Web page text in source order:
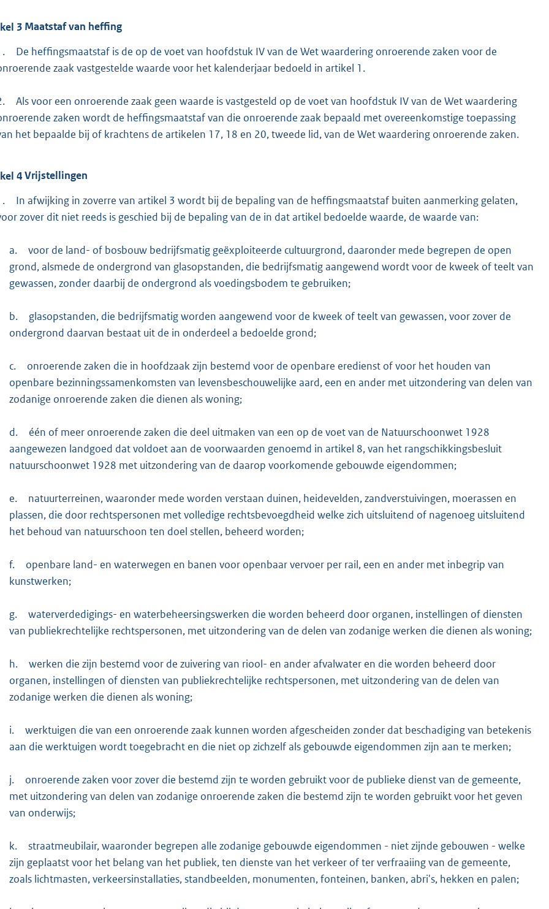
3 Maatstaf van heffing
De heffingsmaatstaf is de op de voet van hoofdstuk IV van de Wet waardering onroerende zaken voor de
zaak vastgestelde waarde voor het kalenderjaar bedoeld in artikel 1.
Als voor een onroerende zaak geen waarde is vastgesteld op de voet van hoofdstuk IV van de Wet waardering
zaken wordt de heffingsmaatstaf van die onroerende zaak bepaald met overeenkomstige toepassing
het bepaalde bij of krachtens de artikelen 17, 18 en 20, tweede lid, van de Wet waardering onroerende zaken.
4Vrijstellingen
In afwijking in zoverre van artikel 3 wordt bij de bepaling van de heffingsmaatstaf buiten aanmerking gelaten,
zover dit niet reeds is geschied bij de bepaling van de in dat artikel bedoelde waarde, de waarde van:
a.
voor de land- of bosbouw bedrijfsmatig geëxploiteerde cultuurgrond, daaronder mede begrepen de open
grond, alsmede de ondergrond van glasopstanden, die bedrijfsmatig aangewend wordt voor de kweek of teelt van
gewassen, zonder daarbij de ondergrond als voedingsbodem te gebruiken;
b.
glasopstanden, die bedrijfsmatig worden aangewend voor de kweek of teelt van gewassen, voor zover de
ondergrond daarvan bestaat uit de in onderdeel a bedoelde grond;
c.
onroerende zaken die in hoofdzaak zijn bestemd voor de openbare eredienst of voor het houden van
openbare bezinningssamenkomsten van levensbeschouwelijke aard, een en ander met uitzondering van delen van
zodanige onroerende zaken die dienen als woning;
d.
één of meer onroerende zaken die deel uitmaken van een op de voet van de Natuurschoonwet 1928
aangewezen landgoed dat voldoet aan de voorwaarden genoemd in artikel 8, van het rangschikkingsbesluit
natuurschoonwet 1928 met uitzondering van de daarop voorkomende gebouwde eigendommen;
e.
natuurterreinen, waaronder mede worden verstaan duinen, heidevelden, zandverstuivingen, moerassen en
plassen, die door rechtspersonen met volledige rechtsbevoegdheid welke zich uitsluitend of nagenoeg uitsluitend
het behoud van natuurschoon ten doel stellen, beheerd worden;
f.
openbare land- en waterwegen en banen voor openbaar vervoer per rail, een en ander met inbegrip van
kunstwerken;
g.
waterverdedigings- en waterbeheersingswerken die worden beheerd door organen, instellingen of diensten
van publiekrechtelijke rechtspersonen, met uitzondering van de delen van zodanige werken die dienen als woning;
h.
werken die zijn bestemd voor de zuivering van riool- en ander afvalwater en die worden beheerd door
organen, instellingen of diensten van publiekrechtelijke rechtspersonen, met uitzondering van de delen van
zodanige werken die dienen als woning;
i.
werktuigen die van een onroerende zaak kunnen worden afgescheiden zonder dat beschadiging van betekenis
aan die werktuigen wordt toegebracht en die niet op zichzelf als gebouwde eigendommen zijn aan te merken;
j.
onroerende zaken voor zover die bestemd zijn te worden gebruikt voor de publieke dienst van de gemeente,
met uitzondering van delen van zodanige onroerende zaken die bestemd zijn te worden gebruikt voor het geven
van onderwijs;
k.
straatmeubilair, waaronder begrepen alle zodanige gebouwde eigendommen - niet zijnde gebouwen - welke
zijn geplaatst voor het belang van het publiek, ten dienste van het verkeer of ter verfraaiing van de gemeente,
zoals lichtmasten, verkeersinstallaties, standbeelden, monumenten, fonteinen, banken, abri's, hekken en palen;